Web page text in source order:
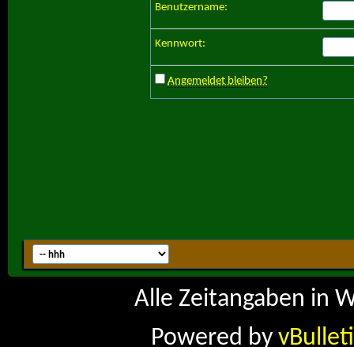
Benutzername:
Kennwort:
Angemeldet bleiben?
Alle Zeitangaben in
Powered by